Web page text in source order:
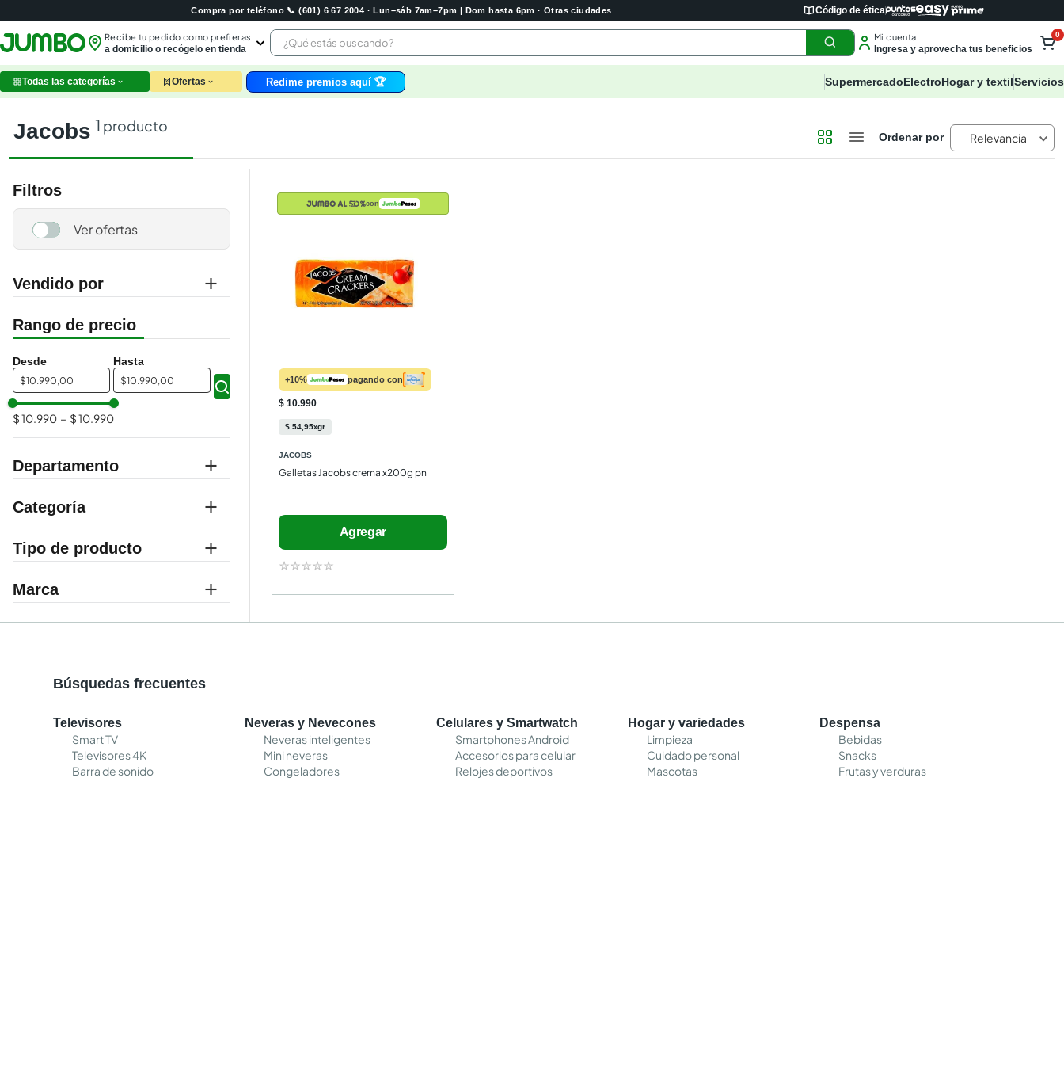
Compra por teléfono 📞 (601) 6 67 2004 · Lun–sáb 7am–7pm | Dom hasta 6pm · Otras ciudades Código de ética
Recibe tu pedido como prefieras
a domicilio o recógelo en tienda
¿Qué estás buscando?
leche
aceite
carne
Mi cuenta
Ingresa y aprovecha tus beneficios
0
Todas las categorías Ofertas Redime premios aquí 🏆 SupermercadoElectroHogar y textilServicios
jacobs 1 producto
Relevancia
Filtros
Marca
JACOBS
Departamento
supermercado
Categoría
pasabocas
galletas dulces
Vendido por
jumbo
$ $
$ 10.990 – $ 10.990
con
+10% pagando con
$ 10.990
$ 54 95xgr
JACOBS
Galletas Jacobs crema x200g pn
Agregar
☆☆☆☆☆
Búsquedas frecuentes
Televisores
Smart TV
Televisores 4K
Barra de sonido
Neveras y Nevecones
Neveras inteligentes
Mini neveras
Congeladores
Celulares y Smartwatch
Smartphones Android
Accesorios para celular
Relojes deportivos
Hogar y variedades
Limpieza
Cuidado personal
Mascotas
Despensa
Bebidas
Snacks
Frutas y verduras